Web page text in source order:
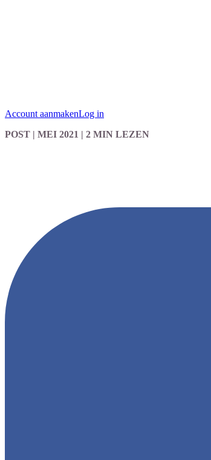
Account aanmakenLog in
POST | MEI 2021 | 2 MIN LEZEN